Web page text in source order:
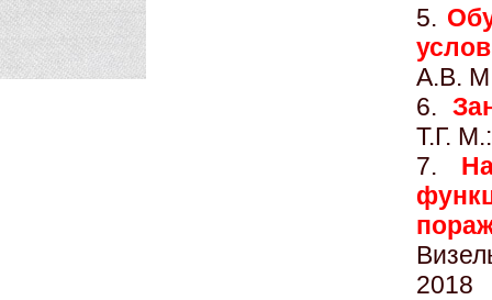
5.
А.В.
6.
Т.Г.
7.
2018